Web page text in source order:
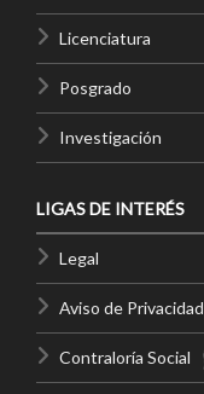
Licenciatura
Posgrado
Investigación
LIGAS DE INTERÉS
Legal
Aviso de Privacidad
Contraloría Social